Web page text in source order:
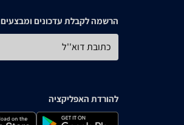
הרשמה לקבלת עדכונים ומבצעים
כתובת דוא''ל
להורדת האפליקציה